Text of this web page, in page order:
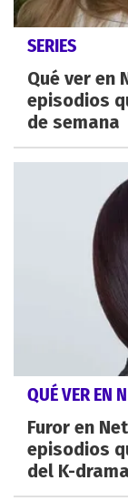
SERIES
Qué ver en
episodios
de semana
QUÉ VER EN
Furor en
episodios
del K-drama